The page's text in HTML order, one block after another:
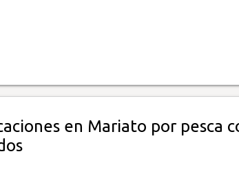
en Mariato por pesca